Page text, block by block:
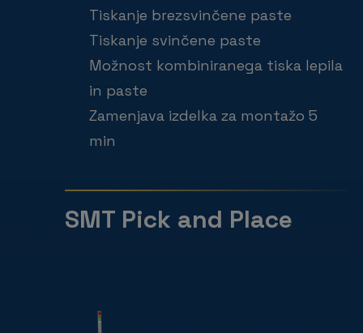
Tiskanje brezsvinčene paste
Tiskanje svinčene paste
Možnost kombiniranega tiska lepila
in paste
Zamenjava izdelka za montažo 5
min
SMT Pick and Place